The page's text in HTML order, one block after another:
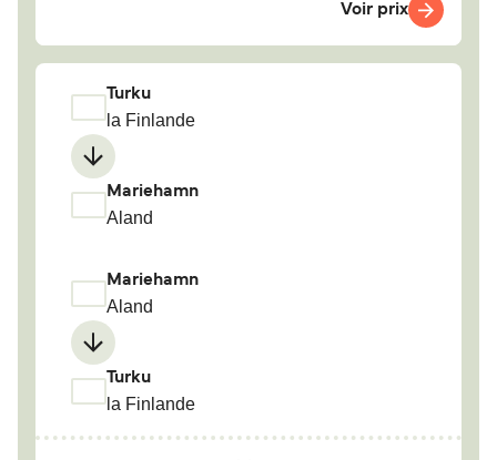
Voir prix
Turku
la Finlande
Mariehamn
Aland
Mariehamn
Aland
Turku
la Finlande